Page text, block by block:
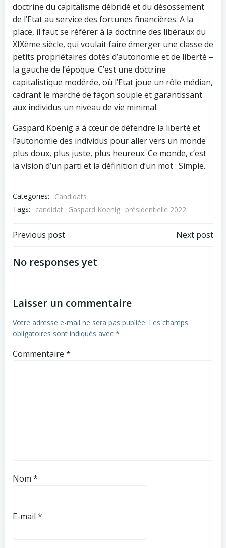
doctrine du capitalisme débridé et du désossement
de l’Etat au service des fortunes financières. A la
place, il faut se référer à la doctrine des libéraux du
XIXème siècle, qui voulait faire émerger une classe de
petits propriétaires dotés d’autonomie et de liberté –
la gauche de l’époque. C’est une doctrine
capitalistique modérée, où l’Etat joue un rôle médian,
cadrant le marché de façon souple et garantissant
aux individus un niveau de vie minimal.
Gaspard Koenig a à cœur de défendre la liberté et
l’autonomie des individus pour aller vers un monde
plus doux, plus juste, plus heureux. Ce monde, c’est
la vision d’un parti et la définition d’un mot : Simple.
Categories:
Candidats
Tags:
candidat Gaspard Koenig présidentielle 2022
Post
navigation
Previous post Next post
No responses yet
Laisser un commentaire
Votre adresse e-mail ne sera pas publiée. Les champs
obligatoires sont indiqués avec *
Commentaire *
Nom *
E-mail *